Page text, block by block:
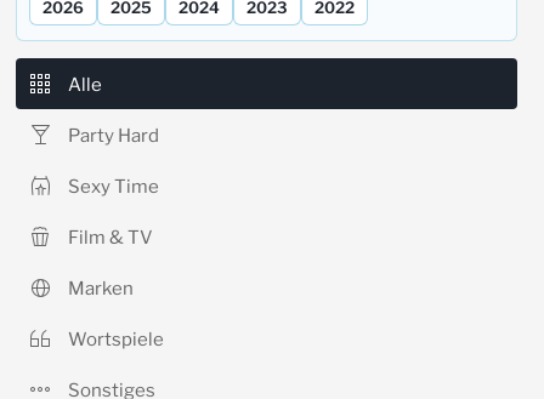
2026 2025 2024 2023 2022
Alle
Party Hard
Sexy Time
Film & TV
Marken
Wortspiele
Sonstiges